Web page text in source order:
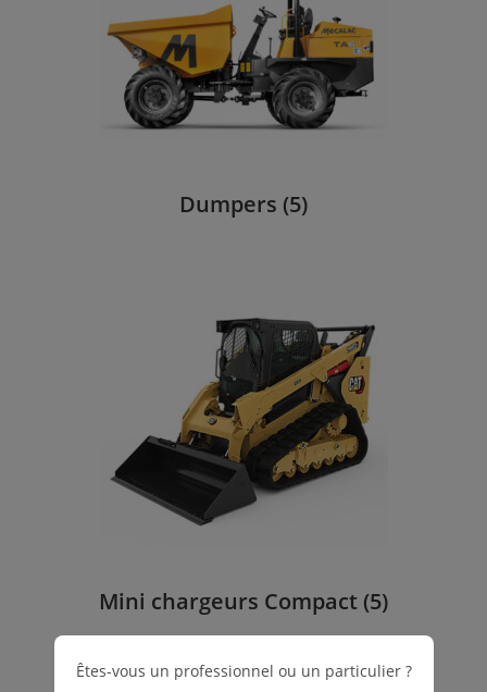
Dumpers (5)
Mini chargeurs Compact (5)
Êtes-vous un professionnel ou un particulier ?